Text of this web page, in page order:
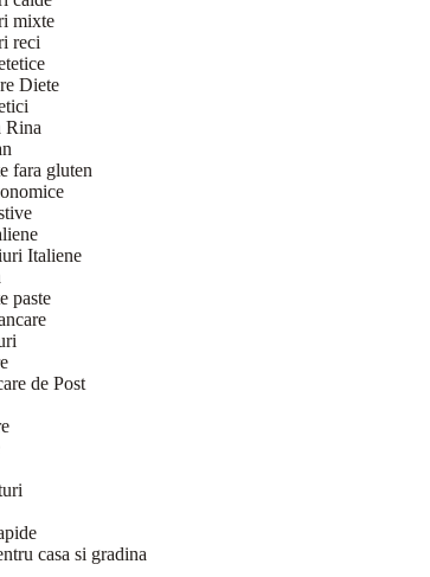
mixte
reci
Diete
Rina
fara gluten
Italiene
paste
de Post
casa si gradina